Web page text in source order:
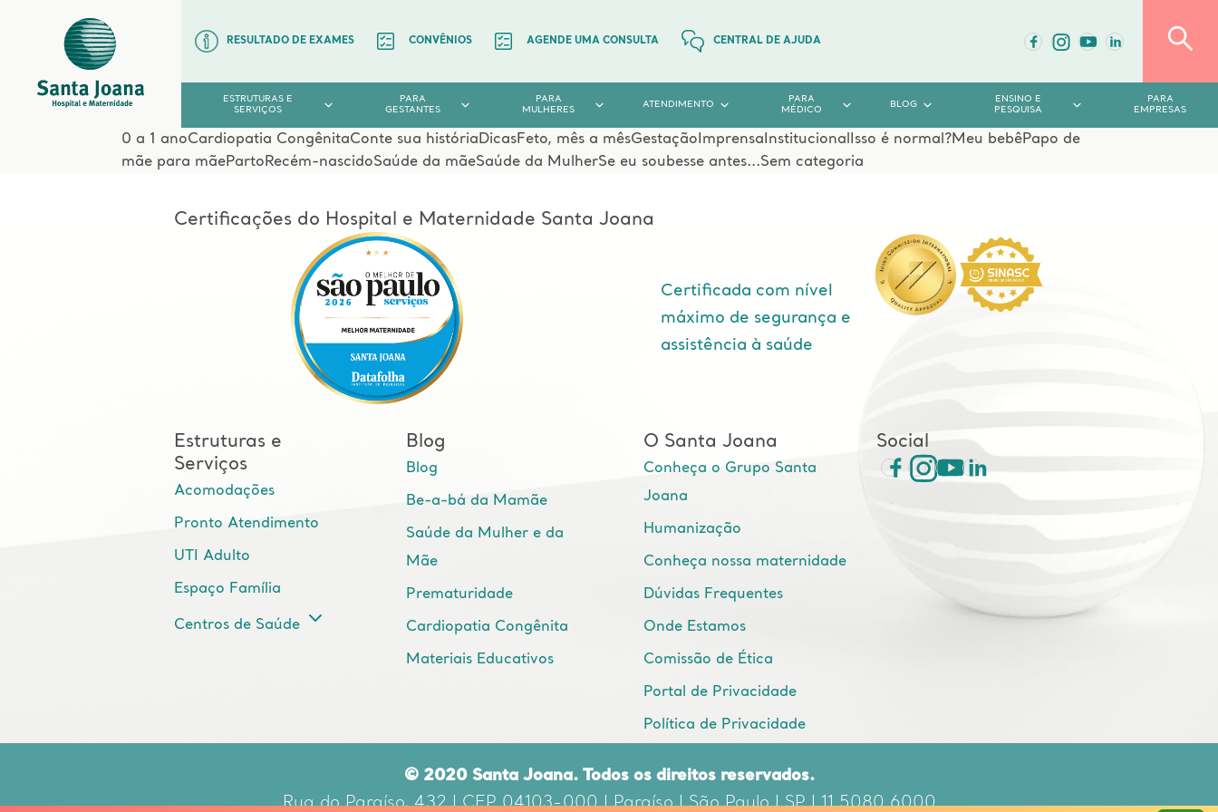
RESULTADO DE EXAMES CONVÊNIOS AGENDE UMA CONSULTA CENTRAL DE AJUDA
ESTRUTURAS E
SERVIÇOS
PARA
GESTANTES
PARA
MULHERES
ATENDIMENTO
PARA
MÉDICO
BLOG
ENSINO E
PESQUISA
PARA
EMPRESAS
0 a 1 anoCardiopatia CongênitaConte sua história DicasFeto, mês a mêsGestação Imprensa Institucional Isso é normal?Meu bebêPapo de
mãe para mãeParto Recém-nascidoSaúde da mãeSaúde da MulherSe eu soubesse antes...Sem categoria
Certificações do Hospital e Maternidade Santa Joana
Certificada com nível
máximo de segurança e
assistência à saúde
Estruturas e
Serviços
Acomodações
Pronto Atendimento
UTI Adulto
Espaço Família
Centros de Saúde
Blog
Blog
Be-a-bá da Mamãe
Saúde da Mulher e da
Mãe
Prematuridade
Cardiopatia Congênita
Materiais Educativos
O Santa Joana
Conheça o Grupo Santa
Joana
Humanização
Conheça nossa maternidade
Dúvidas Frequentes
Onde Estamos
Comissão de Ética
Portal de Privacidade
Política de Privacidade
Social
© 2020 Santa Joana. Todos os direitos reservados.
Rua do Paraíso, 432 | CEP 04103-000 | Paraíso | São Paulo | SP | 11 5080 6000